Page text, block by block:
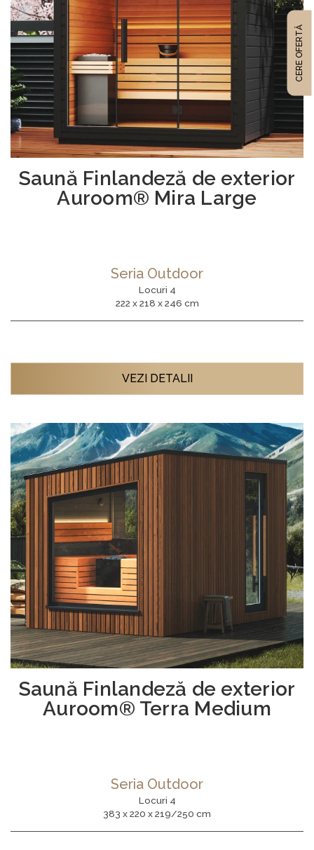
Saună Finlandeză de exterior
Auroom® Mira Large
Seria Outdoor
Locuri 4
222 x 218 x 246 cm
VEZI DETALII
Saună Finlandeză de exterior
Auroom® Terra Medium
Seria Outdoor
Locuri 4
383 x 220 x 219/250 cm
CERE OFERTĂ